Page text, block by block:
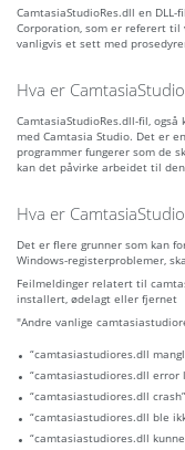
CamtasiaStudioRes.dll en
Corporation, som er referert til
vanligvis et sett med
Hva er
CamtasiaStudioRes.dll-fil,
med Camtasia Studio. Det er
programmer fungerer som de
kan det påvirke arbeidet til
Hva er
Det er flere grunner som kan
Windows-registerproblemer,
Feilmeldinger relatert til
installert, ødelagt eller fjernet
"Andre vanlige
“camtasiastudiores.dll
“camtasiastudiores.dll error
“camtasiastudiores.dll crash”
“camtasiastudiores.dll ble
“camtasiastudiores.dll